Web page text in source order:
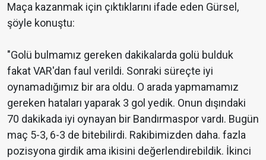
Maça kazanmak için çıktıklarını ifade eden Gürsel,
şöyle konuştu:
"Golü bulmamız gereken dakikalarda golü bulduk
fakat VAR'dan faul verildi. Sonraki süreçte iyi
oynamadığımız bir ara oldu. O arada yapmamamız
gereken hataları yaparak 3 gol yedik. Onun dışındaki
70 dakikada iyi oynayan bir Bandırmaspor vardı. Bugün
maç 5-3, 6-3 de bitebilirdi. Rakibimizden daha. fazla
pozisyona girdik ama ikisini değerlendirebildik. İkinci